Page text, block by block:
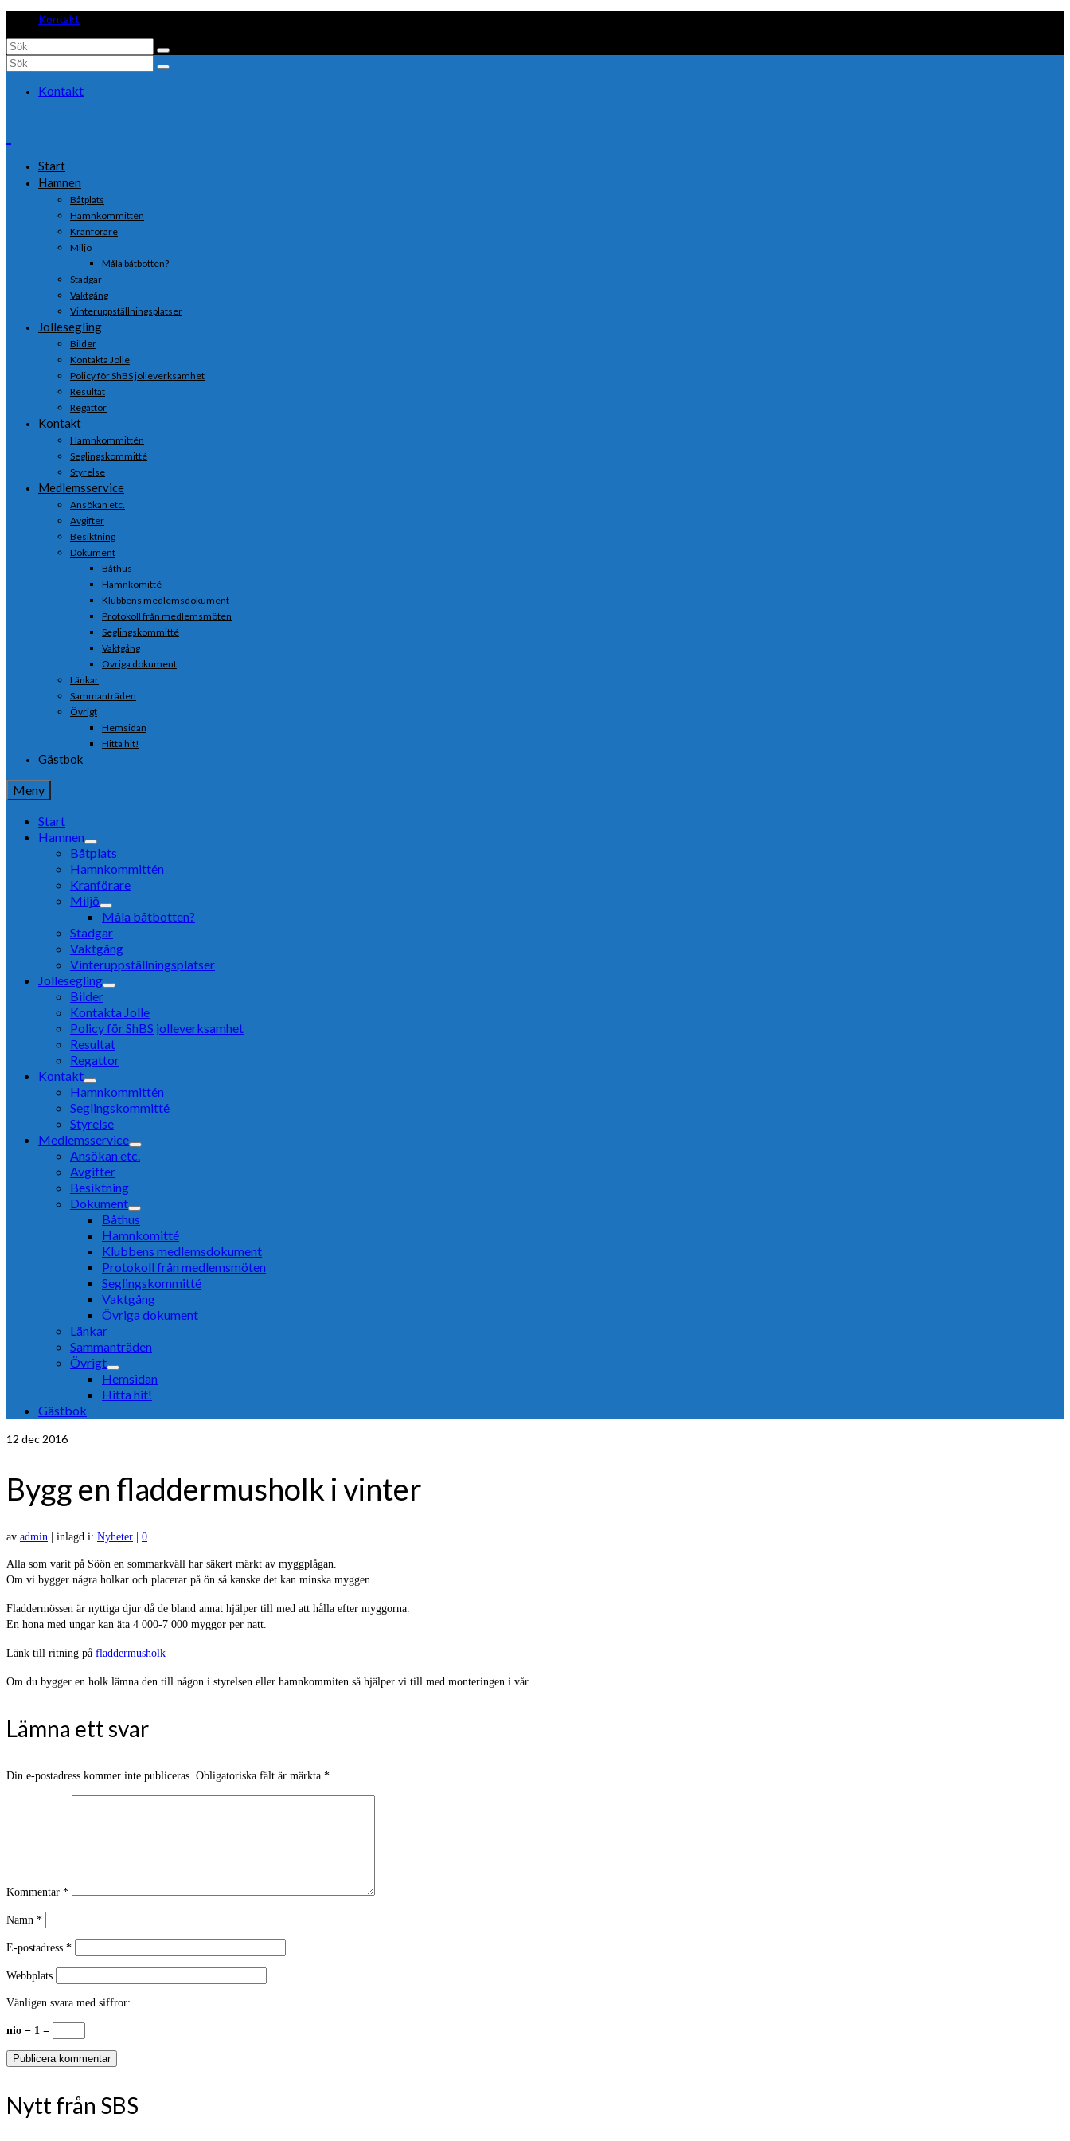
Kontakt
Search
for:
Search
Kontakt
Start
Hamnen
Båtplats
Hamnkommittén
Kranförare
Miljö
Måla båtbotten?
Stadgar
Vaktgång
Vinteruppställningsplatser
Jollesegling
Bilder
Kontakta Jolle
Policy för ShBS jolleverksamhet
Resultat
Regattor
Kontakt
Hamnkommittén
Seglingskommitté
Styrelse
Medlemsservice
Ansökan etc.
Avgifter
Besiktning
Dokument
Båthus
Hamnkomitté
Klubbens medlemsdokument
Protokoll från medlemsmöten
Seglingskommitté
Vaktgång
Övriga dokument
Länkar
Sammanträden
Övrigt
Hemsidan
Hitta hit!
Gästbok
Meny
Start
Hamnen
Båtplats
Hamnkommittén
Kranförare
Miljö
Måla båtbotten?
Stadgar
Vaktgång
Vinteruppställningsplatser
Jollesegling
Bilder
Kontakta Jolle
Policy för ShBS jolleverksamhet
Resultat
Regattor
Kontakt
Hamnkommittén
Seglingskommitté
Styrelse
Medlemsservice
Ansökan etc.
Avgifter
Besiktning
Dokument
Båthus
Hamnkomitté
Klubbens medlemsdokument
Protokoll från medlemsmöten
Seglingskommitté
Vaktgång
Övriga dokument
Länkar
Sammanträden
Övrigt
Hemsidan
Hitta hit!
Gästbok
12 dec 2016
Bygg en fladdermusholk i vinter
av admin inlagd i: Nyheter 0
Alla som varit på Söön en sommarkväll har säkert märkt av myggplågan.
Om vi bygger några holkar och placerar på ön så kanske det kan minska myggen.
Fladdermössen är nyttiga djur då de bland annat hjälper till med att hålla efter myggorna.
En hona med ungar kan äta 4 000-7 000 myggor per natt.
Länk till ritning på fladdermusholk
Om du bygger en holk lämna den till någon i styrelsen eller hamnkommiten så hjälper vi till med monteringen i vår.
Lämna ett svar
Din e-postadress kommer inte publiceras. Obligatoriska fält är märkta *
Kommentar *
Namn *
E-postadress *
Webbplats
Vänligen svara med siffror:
nio − 1 =
Nytt från SBS